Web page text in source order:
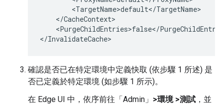
        <TargetName>default</TargetName>
    </CacheContext>
<PurgeChildEntries>false</
確認是否已在特定環境中定義快取 (依步驟 1 所述) 是
否已定義於特定環境 (如步驟 1 所示)。
在 Edge UI 中，依序前往「Admin」 >環境 >測試 ，並